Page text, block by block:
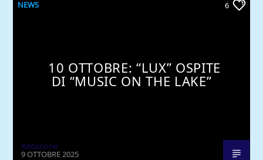
NEWS 6
10 OTTOBRE: “LUX” OSPITE
DI “MUSIC ON THE LAKE”
Redazione
9 OTTOBRE 2025